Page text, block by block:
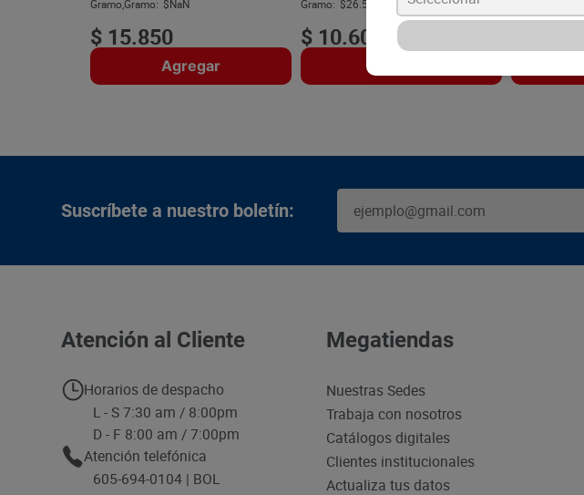
Gramo,Gramo: $NaN
$ 15.850
Agregar
Gramo: $26.50
$ 10.600
Suscríbete a nuestro boletín:
Atención al Cliente
Horarios de despacho
L - S 7:30 am / 8:00pm
D - F 8:00 am / 7:00pm
Atención telefónica
605-694-0104 | BOL
Megatiendas
Nuestras Sedes
Trabaja con nosotros
Catálogos digitales
Clientes institucionales
Actualiza tus datos